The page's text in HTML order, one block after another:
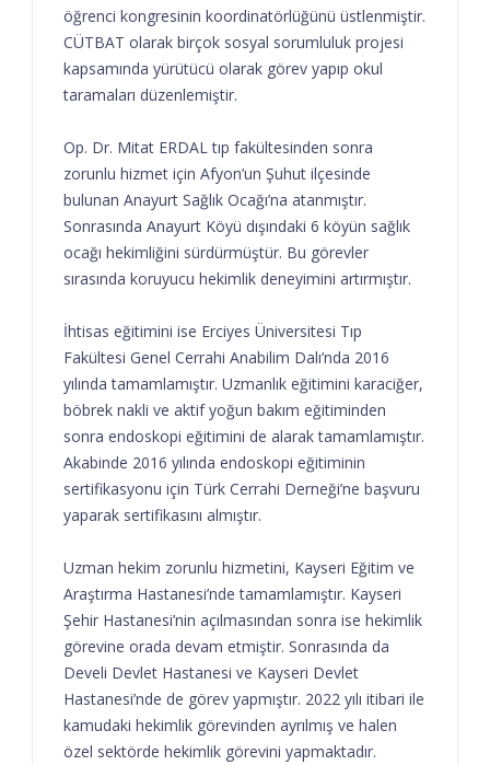
öğrenci kongresinin koordinatörlüğünü üstlenmiştir.
CÜTBAT olarak birçok sosyal sorumluluk projesi
kapsamında yürütücü olarak görev yapıp okul
taramaları düzenlemiştir.
Op. Dr. Mitat ERDAL tıp fakültesinden sonra
zorunlu hizmet için Afyon’un Şuhut ilçesinde
bulunan Anayurt Sağlık Ocağı’na atanmıştır.
Sonrasında Anayurt Köyü dışındaki 6 köyün sağlık
ocağı hekimliğini sürdürmüştür. Bu görevler
sırasında koruyucu hekimlik deneyimini artırmıştır.
İhtisas eğitimini ise Erciyes Üniversitesi Tıp
Fakültesi Genel Cerrahi Anabilim Dalı’nda 2016
yılında tamamlamıştır. Uzmanlık eğitimini karaciğer,
böbrek nakli ve aktif yoğun bakım eğitiminden
sonra endoskopi eğitimini de alarak tamamlamıştır.
Akabinde 2016 yılında endoskopi eğitiminin
sertifikasyonu için Türk Cerrahi Derneği’ne başvuru
yaparak sertifikasını almıştır.
Uzman hekim zorunlu hizmetini, Kayseri Eğitim ve
Araştırma Hastanesi’nde tamamlamıştır. Kayseri
Şehir Hastanesi’nin açılmasından sonra ise hekimlik
görevine orada devam etmiştir. Sonrasında da
Develi Devlet Hastanesi ve Kayseri Devlet
Hastanesi’nde de görev yapmıştır. 2022 yılı itibari ile
kamudaki hekimlik görevinden ayrılmış ve halen
özel sektörde hekimlik görevini yapmaktadır.